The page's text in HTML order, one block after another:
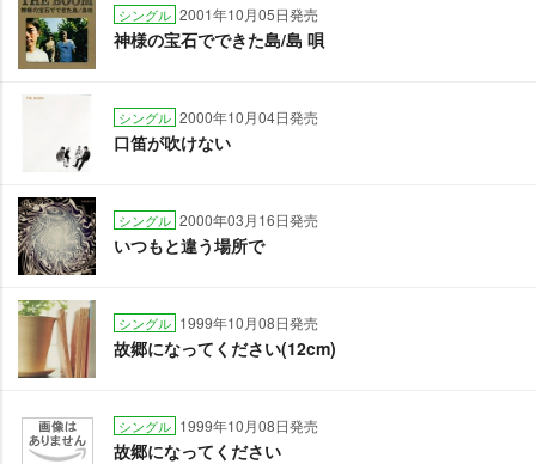
シングル 2001年10月05日発売
神様の宝石でできた島/島 唄
シングル 2000年10月04日発売
口笛が吹けない
シングル 2000年03月16日発売
いつもと違う場所で
シングル 1999年10月08日発売
故郷になってください(12cm)
シングル 1999年10月08日発売
故郷になってください